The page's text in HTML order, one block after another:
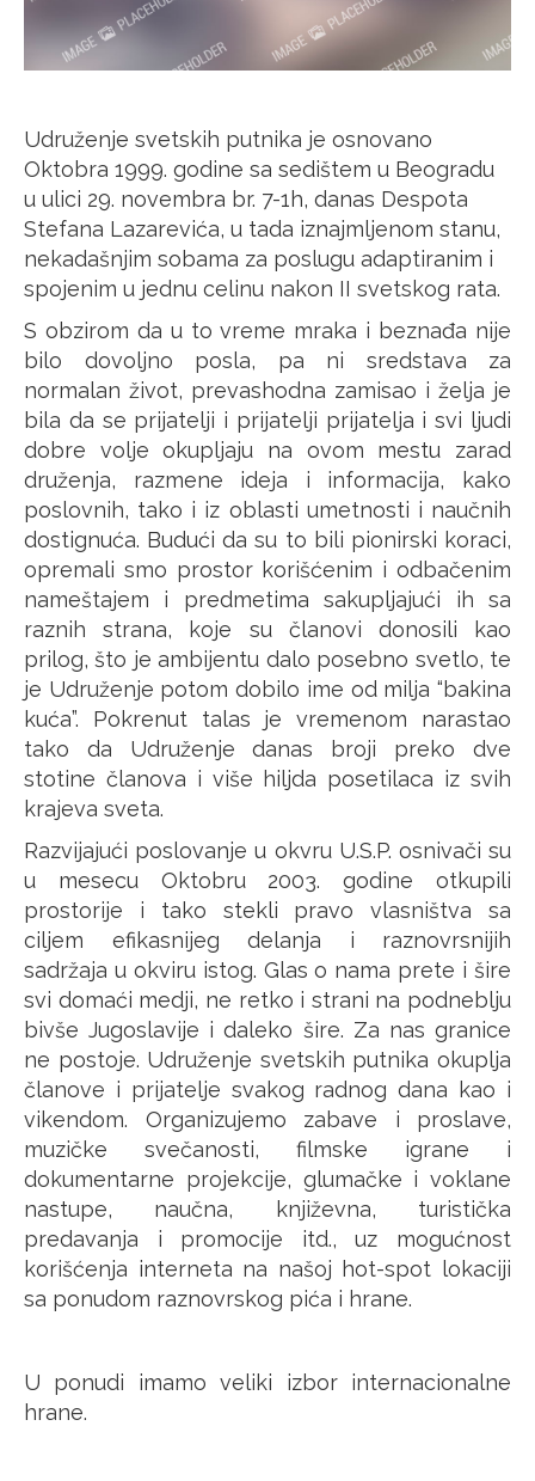
Udruženje svetskih putnika je osnovano
Oktobra 1999. godine sa sedištem u Beogradu
u ulici 29. novembra br. 7-1h, danas Despota
Stefana Lazarevića, u tada iznajmljenom stanu,
nekadašnjim sobama za poslugu adaptiranim i
spojenim u jednu celinu nakon II svetskog rata.
S obzirom da u to vreme mraka i beznađa nije
bilo dovoljno posla, pa ni sredstava za
normalan život, prevashodna zamisao i želja je
bila da se prijatelji i prijatelji prijatelja i svi ljudi
dobre volje okupljaju na ovom mestu zarad
druženja, razmene ideja i informacija, kako
poslovnih, tako i iz oblasti umetnosti i naučnih
dostignuća. Budući da su to bili pionirski koraci,
opremali smo prostor korišćenim i odbačenim
nameštajem i predmetima sakupljajući ih sa
raznih strana, koje su članovi donosili kao
prilog, što je ambijentu dalo posebno svetlo, te
je Udruženje potom dobilo ime od milja “bakina
kuća”. Pokrenut talas je vremenom narastao
tako da Udruženje danas broji preko dve
stotine članova i više hiljda posetilaca iz svih
krajeva sveta.
Razvijajući poslovanje u okvru U.S.P. osnivači su
u mesecu Oktobru 2003. godine otkupili
prostorije i tako stekli pravo vlasništva sa
ciljem efikasnijeg delanja i raznovrsnijih
sadržaja u okviru istog. Glas o nama prete i šire
svi domaći medji, ne retko i strani na podneblju
bivše Jugoslavije i daleko šire. Za nas granice
ne postoje. Udruženje svetskih putnika okuplja
članove i prijatelje svakog radnog dana kao i
vikendom. Organizujemo zabave i proslave,
muzičke svečanosti, filmske igrane i
dokumentarne projekcije, glumačke i voklane
nastupe, naučna, književna, turistička
predavanja i promocije itd., uz mogućnost
korišćenja interneta na našoj hot-spot lokaciji
sa ponudom raznovrskog pića i hrane.
U ponudi imamo veliki izbor internacionalne
hrane.